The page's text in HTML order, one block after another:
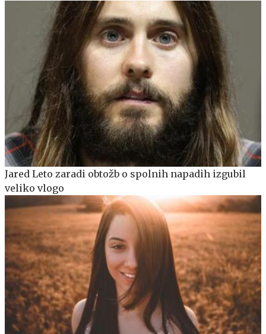
Jared Leto zaradi obtožb o spolnih napadih izgubil
veliko vlogo